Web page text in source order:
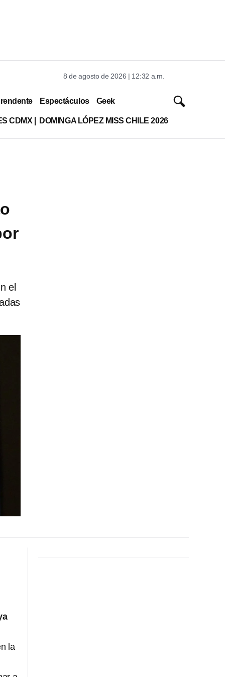
8 de agosto de 2026 | 12:32 a.m.
Espectáculos Geek
CDMX DOMINGA LÓPEZ MISS CHILE 2026
el
la